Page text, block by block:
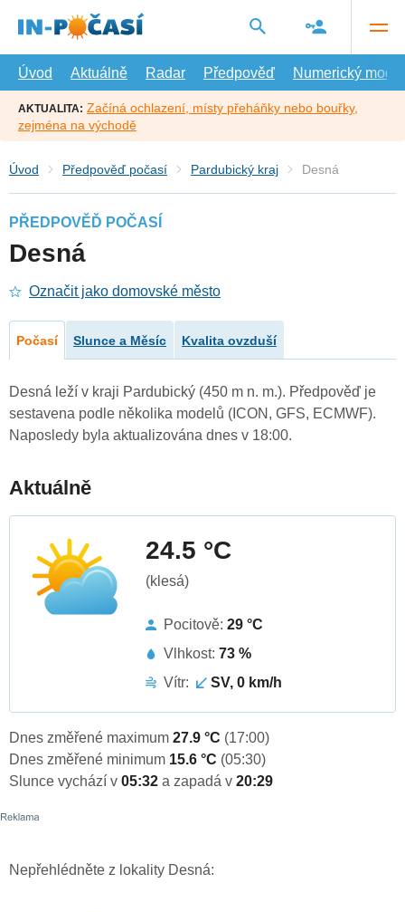
hlavní
Úvod
Aktuálně Radar Předpověď Numerický model
AKTUALITA: Začíná ochlazení, místy přeháňky nebo bouřky,
zejména na východě
Úvod Předpověď počasí Pardubický kraj Desná
PŘEDPOVĚĎ POČASÍ
Desná
Označit jako domovské město
Počasí Slunce a Měsíc Kvalita ovzduší
Desná leží v kraji Pardubický (450 m n. m.). Předpověď je
sestavena podle několika modelů (ICON, GFS, ECMWF).
Naposledy byla aktualizována dnes v 18:00.
Aktuálně
24.5 °C
(klesá)
Pocitově: 29 °C
Vlhkost: 73 %
Vítr:
SV, 0 km/h
Dnes změřené maximum 27.9 °C (17:00)
Dnes změřené minimum 15.6 °C (05:30)
Slunce vychází v 05:32 a zapadá v 20:29
Nepřehlédněte z lokality Desná: